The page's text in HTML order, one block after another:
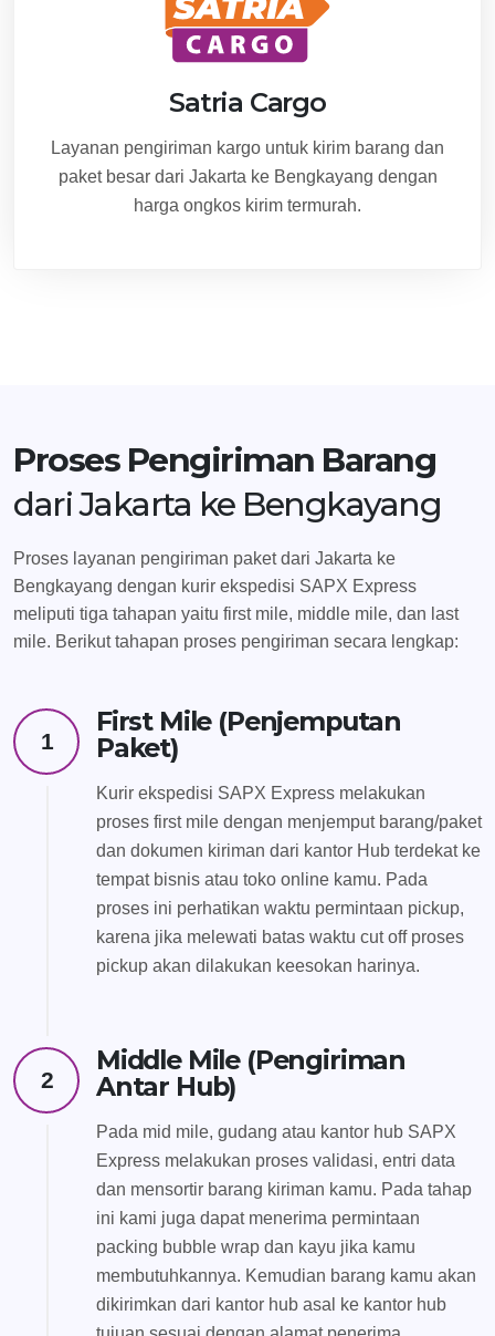
Satria Cargo
Layanan pengiriman kargo untuk kirim barang dan
paket besar dari Jakarta ke Bengkayang dengan
harga ongkos kirim termurah.
Proses Pengiriman Barang
dari Jakarta ke Bengkayang
Proses layanan pengiriman paket dari Jakarta ke
Bengkayang dengan kurir ekspedisi SAPX Express
meliputi tiga tahapan yaitu first mile, middle mile, dan last
mile. Berikut tahapan proses pengiriman secara lengkap:
1
First Mile (Penjemputan
Paket)
Kurir ekspedisi SAPX Express melakukan
proses first mile dengan menjemput barang/paket
dan dokumen kiriman dari kantor Hub terdekat ke
tempat bisnis atau toko online kamu. Pada
proses ini perhatikan waktu permintaan pickup,
karena jika melewati batas waktu cut off proses
pickup akan dilakukan keesokan harinya.
2
Middle Mile (Pengiriman
Antar Hub)
Pada mid mile, gudang atau kantor hub SAPX
Express melakukan proses validasi, entri data
dan mensortir barang kiriman kamu. Pada tahap
ini kami juga dapat menerima permintaan
packing bubble wrap dan kayu jika kamu
membutuhkannya. Kemudian barang kamu akan
dikirimkan dari kantor hub asal ke kantor hub